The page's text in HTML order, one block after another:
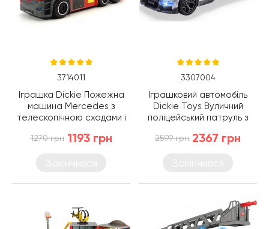
3714011
Іграшка Dickie Пожежна
машина Mercedes з
телескопічною сходами і
ефектами 23 см (3714011)
1270 грн 1193 грн
3307004
Іграшковий автомобіль
Dickie Toys Вуличний
поліцейський патруль з
(3307004)
2599 грн 2367 грн